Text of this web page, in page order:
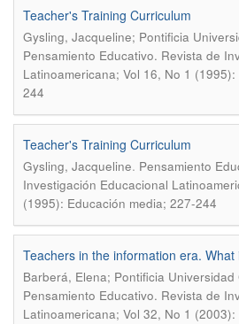
Teacher's Training Curriculum
Gysling, Jacqueline; Pontificia
Pensamiento Educativo. Revista de
Latinoamericana; Vol 16, No 1
244
Teacher's Training Curriculum
Gysling, Jacqueline. Pensamiento
Investigación Educacional
(1995): Educación media; 227-244
Teachers in the information era. What
Barberá, Elena; Pontificia
Pensamiento Educativo. Revista de
Latinoamericana; Vol 32, No 1